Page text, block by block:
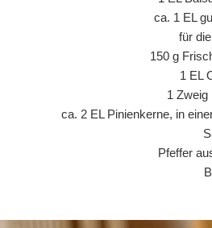
ca. 1 EL
für
150 g
1 EL
1 Zweig
ca. 2 EL Pinienkerne, in
Pfeffer